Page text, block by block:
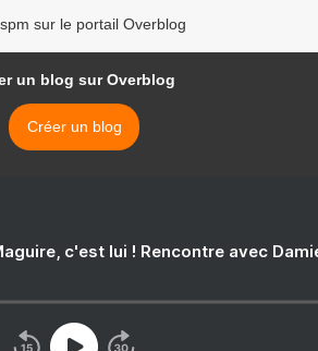
sur le portail Overblog
un blog sur Overblog
Créer un blog
c'est lui ! Rencontre avec